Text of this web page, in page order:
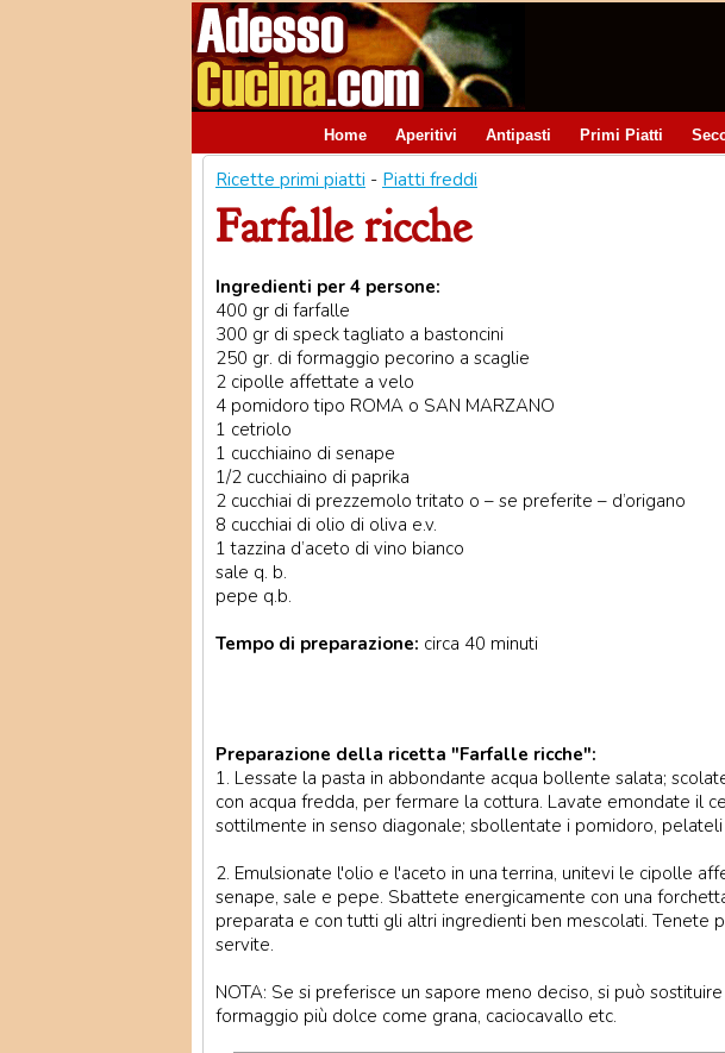
Home Aperitivi Antipasti Primi Piatti
Ricette primi piatti - Piatti freddi
Farfalle ricche
Ingredienti per 4 persone:
400 gr di farfalle
300 gr di speck tagliato a bastoncini
250 gr. di formaggio pecorino a scaglie
2 cipolle affettate a velo
4 pomidoro tipo ROMA o SAN MARZANO
1 cetriolo
1 cucchiaino di senape
1/2 cucchiaino di paprika
2 cucchiai di prezzemolo tritato o – se preferite – d’origano
8 cucchiai di olio di oliva e.v.
1 tazzina d’aceto di vino bianco
sale q. b.
pepe q.b.
Tempo di preparazione: circa 40 minuti
Preparazione della ricetta "Farfalle ricche":
1. Lessate la pasta in abbondante acqua bollente salata;
con acqua fredda, per fermare la cottura. Lavate emondate il
sottilmente in senso diagonale; sbollentate i pomidoro,
2. Emulsionate l'olio e l'aceto in una terrina, unitevi le cipolle
senape, sale e pepe. Sbattete energicamente con una
preparata e con tutti gli altri ingredienti ben mescolati. Tenete
servite.
NOTA: Se si preferisce un sapore meno deciso, si può
formaggio più dolce come grana, caciocavallo etc.